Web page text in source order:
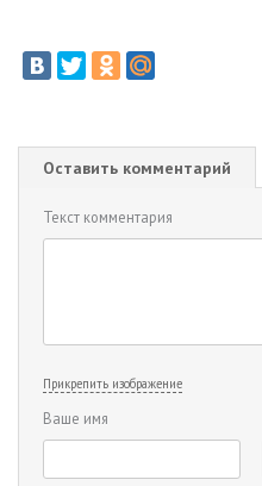
Оставить комментарий
Текст комментария
Прикрепить изображение
Ваше имя